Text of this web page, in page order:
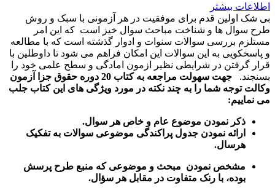
اطلاعات بیشتر
بی شک اولین قدم برای موفقیت در هر آزمونی با سبک و روش
طرح سوال ها و شناخت مباحث سوال خیز است که این امر
مستلزم بررسی سوالات سنوات و ادوار گذشته است که با مطالعه
و پاسخکویی به این سوالات این امکان فراهم می شود تا داوطلین با
قرار گرفتن در شرایطی نظیر ازمون امادگی و سطح علمی خود را
بسنجند.
جهت سهولت مراجعه به کتاب 20 دوره حقوق جزا آزمون
وکالت توجه شما را به چند نکته در مورد ویژگی های این کتاب جلب
می نماییم:
ذکر نمودن موضوع عام و خاص هر سوال.
ارائه نمودن جدول پراکندگی موضوعی سوالات به تفکیک
هرسال.
مشخص نمودن مبحث و موضوعی که منبع طرح پرسش
بوده، با رنک متفاوت در مقابل هر سؤال.